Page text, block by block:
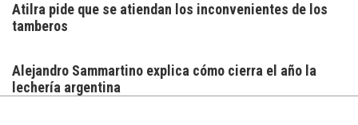
Atilra pide que se atiendan los inconvenientes de los
tamberos
Alejandro Sammartino explica cómo cierra el año la
lechería argentina